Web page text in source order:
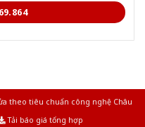
theo tiêu chuẩn công nghệ Châu
Tải báo giá tổng hợp